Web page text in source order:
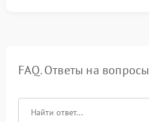
FAQ. Ответы на вопросы